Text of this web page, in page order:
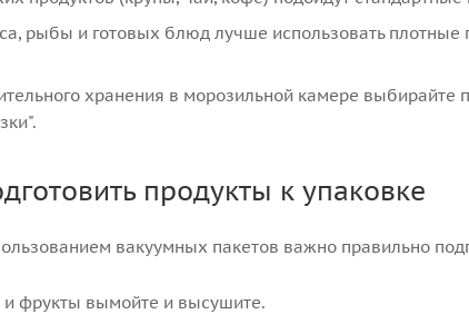
рыбы и готовых блюд лучше использовать плотные
хранения в морозильной камере выбирайте
продукты к упаковке
вакуумных пакетов важно правильно
фрукты вымойте и высушите.